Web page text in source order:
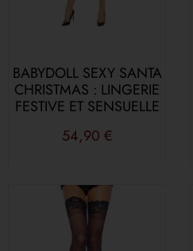
BABYDOLL SEXY SANTA
CHRISTMAS : LINGERIE
FESTIVE ET SENSUELLE
54,90 €